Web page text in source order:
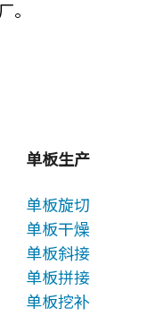
。
单板生产
单板旋切
单板干燥
单板斜接
单板拼接
单板挖补